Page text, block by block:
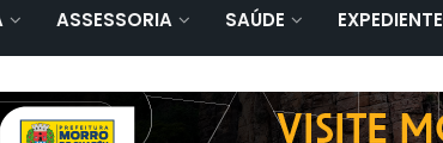
ASSESSORIA SAÚDE EXPEDIENTE